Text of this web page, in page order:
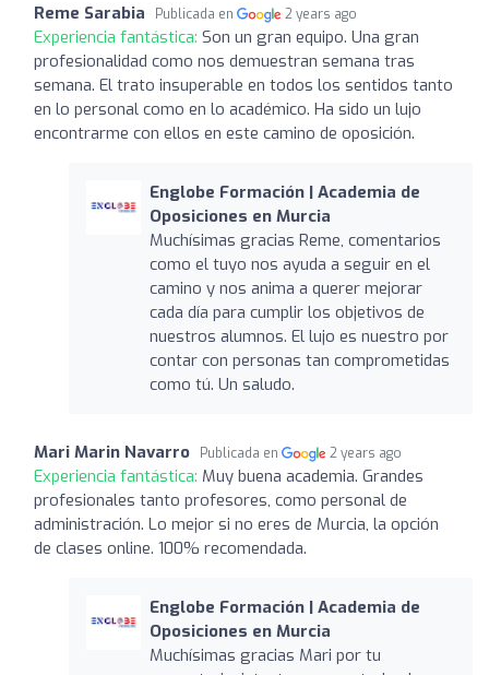
Reme Sarabia Publicada en 2 years ago
Experiencia fantástica: Son un gran equipo. Una gran
profesionalidad como nos demuestran semana tras
semana. El trato insuperable en todos los sentidos tanto
en lo personal como en lo académico. Ha sido un lujo
encontrarme con ellos en este camino de oposición.
Englobe Formación | Academia de
Oposiciones en Murcia
Muchísimas gracias Reme, comentarios
como el tuyo nos ayuda a seguir en el
camino y nos anima a querer mejorar
cada día para cumplir los objetivos de
nuestros alumnos. El lujo es nuestro por
contar con personas tan comprometidas
como tú. Un saludo.
Mari Marin Navarro Publicada en 2 years ago
Experiencia fantástica: Muy buena academia. Grandes
profesionales tanto profesores, como personal de
administración. Lo mejor si no eres de Murcia, la opción
de clases online. 100% recomendada.
Englobe Formación | Academia de
Oposiciones en Murcia
Muchísimas gracias Mari por tu